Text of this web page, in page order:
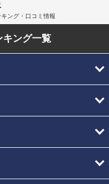
ング・口コミ情報
キング一覧